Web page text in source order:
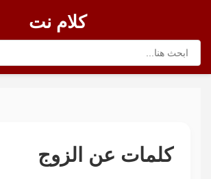
كلام نت
كلمات عن الزوج